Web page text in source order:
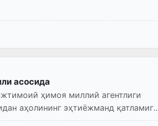
асосида
ҳимоя миллий агентлиги
аҳолининг эҳтиёжманд қатламига